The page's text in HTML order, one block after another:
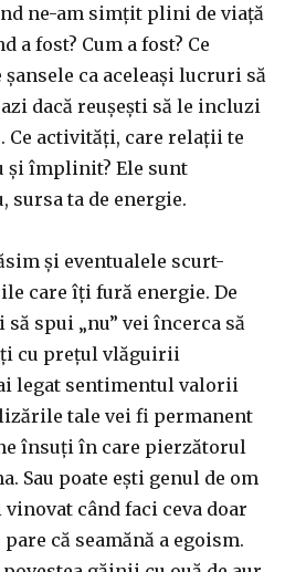
ne-am simțit plini de viață
a fost? Cum a fost? Ce
șansele ca aceleași lucruri să
dacă reușești să le incluzi
Ce activități, care relații te
și împlinit? Ele sunt
sursa ta de energie.
și eventualele scurt-
care îți fură energie. De
spui „nu” vei încerca să
cu prețul vlăguirii
legat sentimentul valorii
tale vei fi permanent
însuți în care pierzătorul
Sau poate ești genul de om
când faci ceva doar
că seamănă a egoism.